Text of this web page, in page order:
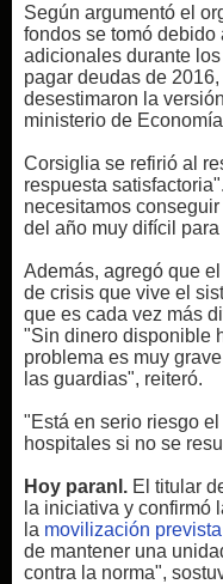
Según argumentó el
fondos se tomó
adicionales durante
pagar deudas de
desestimaron la
ministerio de
Corsiglia se refirió al
respuesta
necesitamos
del año muy difícil para
Además, agregó que
de crisis que vive el
que es cada vez más
"Sin dinero disponible
problema es muy
las guardias", reiteró.
"Está en serio riesgo
hospitales si no se
Hoy paranl. El titular
la iniciativa y confirmó
la movilización
de mantener una
contra la norma",